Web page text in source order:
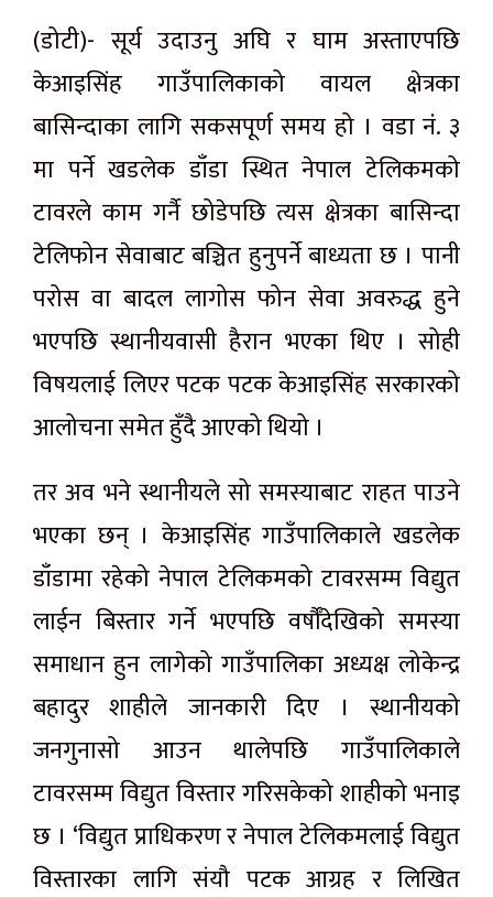
(डोटी)- सूर्य उदाउनु अघि र घाम अस्ताएपछि
केआइसिंह गाउँपालिकाको वायल क्षेत्रका
बासिन्दाका लागि सकसपूर्णसमय हो । वडानंं. ३
मा पर्नेखडलेक डाँडा स्थित नेपाल टेलिकमको
टावरले काम गर्नै छोडेपछि त्यस क्षेत्रका बासिन्दा
टेलिफोन सेवाबाट बञ्चित हुनुपर्ने बाध्यता छ । पानी
परोस वा बादल लागोस फोन सेवा अवरुद्ध हुने
भएपछि स्थानीयवासी हैरान भएका थिए । सोही
विषयलाई लिएर पटक पटक केआइसिंह सरकारको
आलोचना समेत हुँदै आएको थियो ।
तर अव भने स्थानीयले सो समस्याबाट राहत पाउने
भएका छन् । केआइसिंह गाउँपालिकाले खडलेक
डाँडामा रहेको नेपाल टेलिकमको टावरसम्मविद्युत
लाईन बिस्तार गर्ने भएपछि वर्षौँदेखिको समस्या
समाधान हुन लागेको गाउँपालिका अध्यक्ष लोकेन्द्र
बहादुर शाहीले जानकारी दिए । स्थानीयको
जनगुनासो आउन थालेपछि गाउँपालिकाले
टावरसम्मविद्युत विस्तार गरिसकेको शाहीको भनाइ
छ । ‘विद्युत प्राधिकरण र नेपाल टेलिकमलाई विद्युत
विस्तारका लागि संयौ पटक आग्रह र लिखित